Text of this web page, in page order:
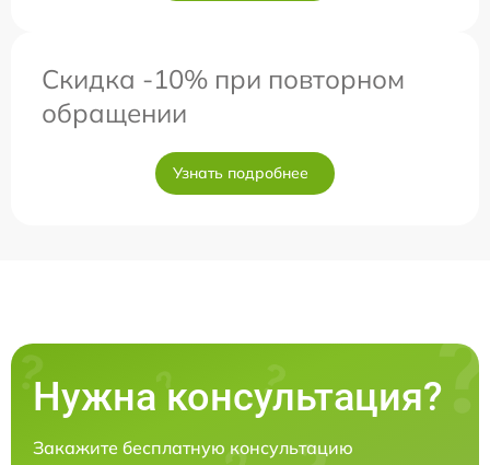
Скидка -10% при повторном
обращении
Узнать подробнее
Нужна консультация?
Закажите бесплатную консультацию